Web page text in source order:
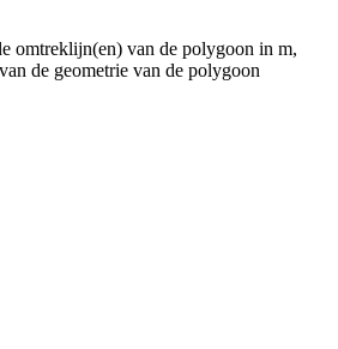
omtreklijn(en) van de polygoon in m,
de geometrie van de polygoon